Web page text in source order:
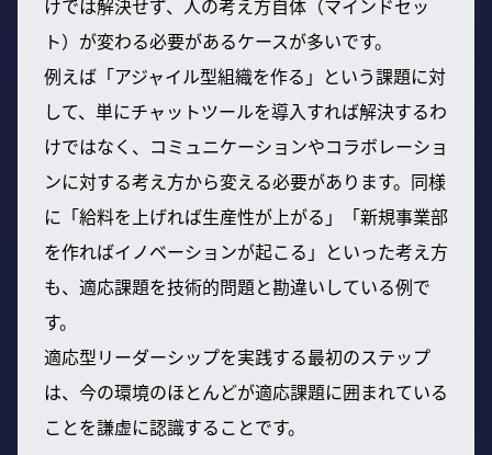
ト）が変わる必要があるケースが多いです。
例えば「アジャイル型組織を作る」という課題に対
して、単にチャットツールを導入すれば解決するわ
けではなく、コミュニケーションやコラボレーショ
ンに対する考え方から変える必要があります。同様
に「給料を上げれば生産性が上がる」「新規事業部
を作ればイノベーションが起こる」といった考え方
も、適応課題を技術的問題と勘違いしている例で
す。
適応型リーダーシップを実践する最初のステップ
は、今の環境のほとんどが適応課題に囲まれている
ことを謙虚に認識することです。